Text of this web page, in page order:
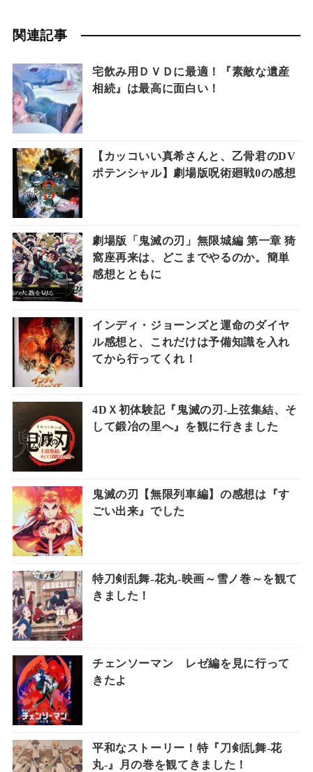
関連記事
宅飲み用ＤＶＤに最適！『素敵な遺産
相続』は最高に面白い！
【カッコいい真希さんと、乙骨君のDV
ポテンシャル】劇場版呪術廻戦0の感想
劇場版「鬼滅の刃」無限城編 第一章 猗
窩座再来は、どこまでやるのか。簡単
感想とともに
インディ・ジョーンズと運命のダイヤ
ル感想と、これだけは予備知識を入れ
てから行ってくれ！
4DＸ初体験記『鬼滅の刃-上弦集結、そ
して鍛冶の里へ』を観に行きました
鬼滅の刃【無限列車編】の感想は『す
ごい出来』でした
特刀剣乱舞-花丸-映画～雪ノ巻～を観て
きました！
チェンソーマン レゼ編を見に行って
きたよ
平和なストーリー！特『刀剣乱舞-花
丸-』月の巻を観てきました！